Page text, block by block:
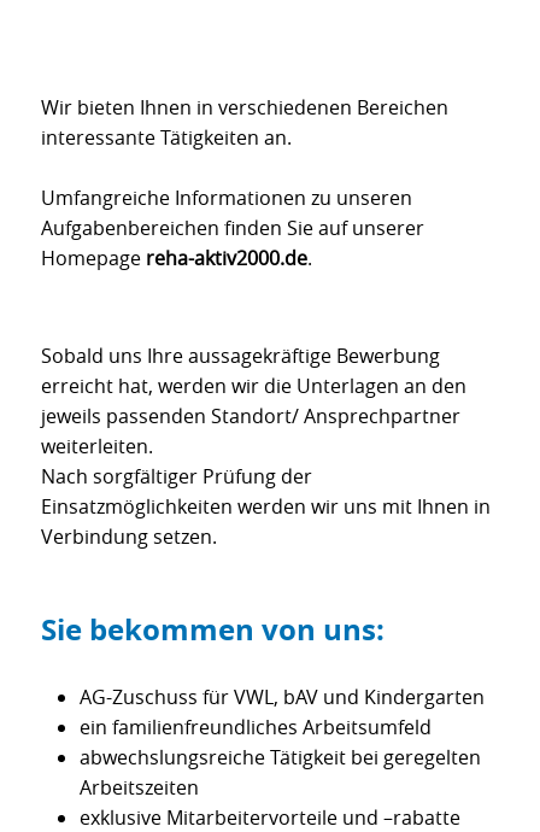
Wir bieten Ihnen in verschiedenen Bereichen
interessante Tätigkeiten an.
Umfangreiche Informationen zu unseren
Aufgabenbereichen finden Sie auf unserer
Homepage reha-aktiv2000.de.
Sobald uns Ihre aussagekräftige Bewerbung
erreicht hat, werden wir die Unterlagen an den
jeweils passenden Standort/ Ansprechpartner
weiterleiten.
Nach sorgfältiger Prüfung der
Einsatzmöglichkeiten werden wir uns mit Ihnen in
Verbindung setzen.
Sie bekommen von uns:
AG-Zuschuss für VWL, bAV und Kindergarten
ein familienfreundliches Arbeitsumfeld
abwechslungsreiche Tätigkeit bei geregelten
Arbeitszeiten
exklusive Mitarbeitervorteile und –rabatte